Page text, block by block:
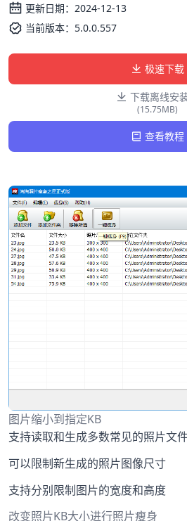
更新日期：2024-12-13
当前版本：5.0.0.557
极速下载
下载离线安
(15.75MB)
查看教程
图片缩小到指定KB
支持读取和生成多数常见的照片文
可以限制新生成的照片图像尺寸
支持分别限制图片的宽度和高度
改变照片KB大小进行照片瘦身